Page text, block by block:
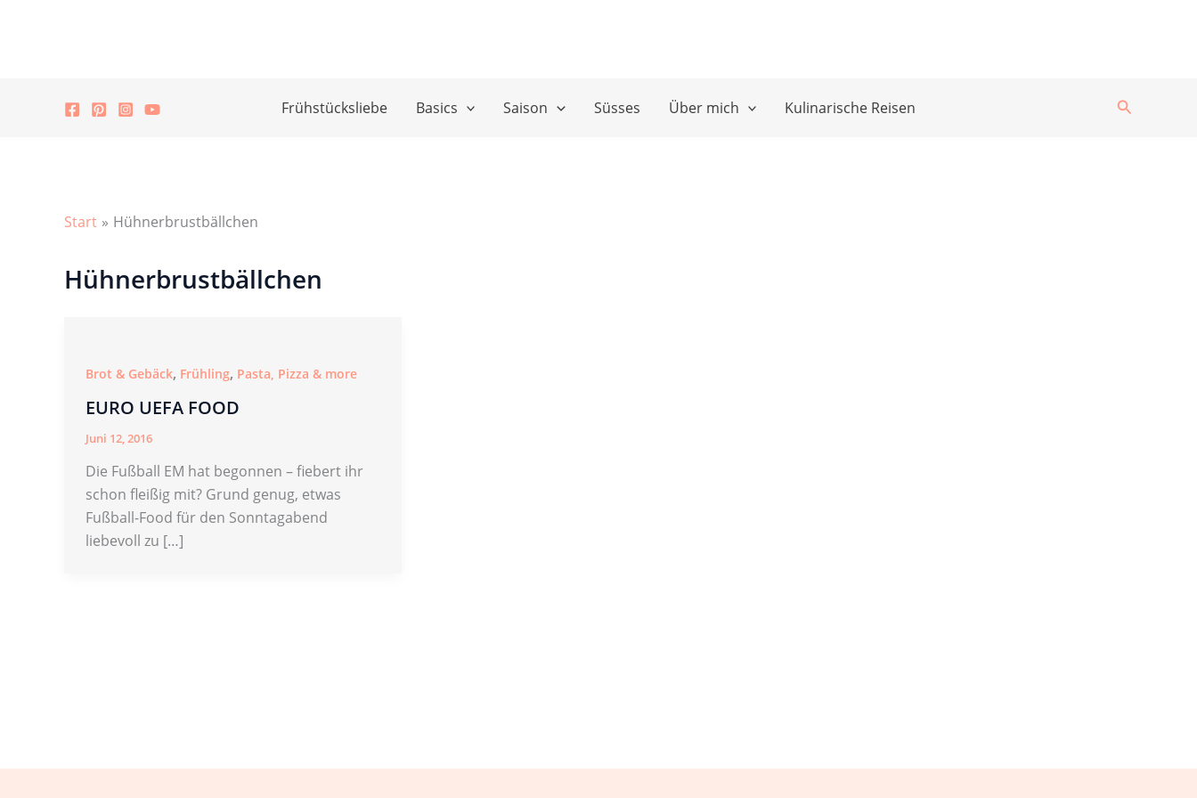
Frühstücksliebe Basics Saison Süsses Über mich Kulinarische Reisen Suchen
Start Hühnerbrustbällchen
Hühnerbrustbällchen
Brot & Gebäck, Frühling, Pasta, Pizza & more
EURO UEFA FOOD
Juni 12, 2016
Die Fußball EM hat begonnen – fiebert ihr
schon fleißig mit? Grund genug, etwas
Fußball-Food für den Sonntagabend
liebevoll zu […]